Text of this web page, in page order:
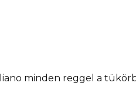
minden reggel a